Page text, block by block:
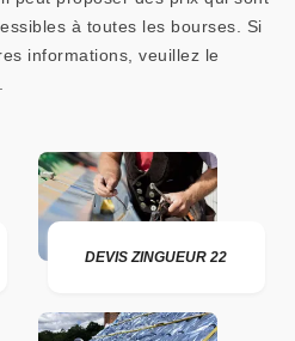
à toutes les bourses. Si
informations, veuillez le
DEVIS ZINGUEUR 22